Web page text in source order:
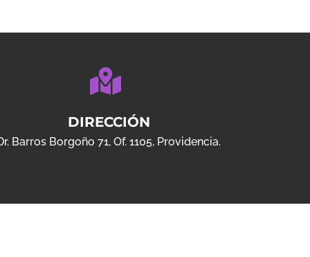
DIRECCIÓN
Barros Borgoño 71, Of. 1105, Providencia.